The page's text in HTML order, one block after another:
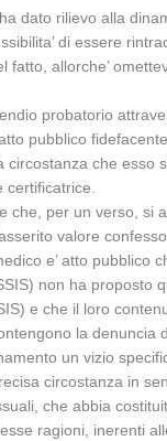
dato rilievo alla
di essere
allorche’
probatorio
pubblico
che
per un verso,
valore
e’ atto
non ha proposto
e che il loro
la
un vizio
circostanza in
che abbia
ragioni, inerenti